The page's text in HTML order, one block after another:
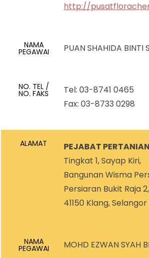
http://
NAMA
PEGAWAI PUAN SHAHIDA BINTI
NO. TEL /
NO. FAKS
Tel: 03-8741 0465
Fax: 03-8733 0298
ALAMAT
PEJABAT
Tingkat 1, Sayap Kiri,
Bangunan Wisma
Persiaran Bukit Raja 2,
41150 Klang,
NAMA
PEGAWAI MOHD EZWAN SYAH